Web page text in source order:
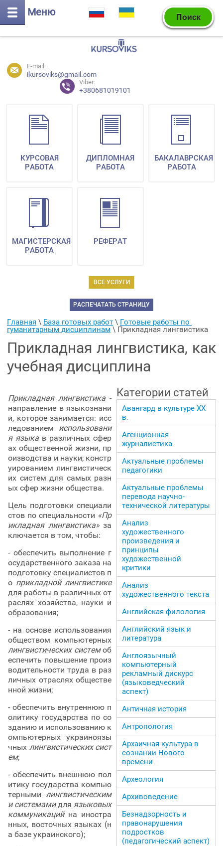
Меню
E-mail:
ikursoviks@gmail.com
Viber:
+380681019101
ВСЕ УСЛУГИ
КУРСОВАЯ
РАБОТА
ДИПЛОМНАЯ
РАБОТА
БАКАЛАВРСКАЯ
РАБОТА
МАГИСТЕРСКАЯ
РАБОТА
РЕФЕРАТ
РАСПЕЧАТАТЬ СТРАНИЦУ
Главная \ База готовых работ \ Готовые работы по
гуманитарным дисциплинам \ Прикладная лингвистика
Прикладная лингвистика, как
учебная дисциплина
Прикладная лингвистика -
направление в языкознани
и, которое занимается: исс
ледованием использовани
я языка в различных сфер
ах общественной жизни, пр
оизводства и науки; констр
уированием лингвистическ
их систем для самых разн
ых сфер жизни общества.
Цель подготовки специали
стов по специальности «Пр
икладная лингвистика» за
ключается в том, чтобы:
- обеспечить выполнение г
осударственного заказа на
подготовку специалистов п
о прикладной лингвистике
для работы в различных от
раслях хозяйства, науки и
образования;
- на основе использования
обществом компьютерных
лингвистических системоб
еспечить повышение произ
водительности труда в раз
личных отраслях обществе
нной жизни;
- обеспечить внутреннюю п
олитику государства по со
зданию и использованию к
омпьютерных украиноязы
чных лингвистических сист
ем;
- обеспечить внешнюю пол
итику государства компью
терными лингвистическим
и системамидля языковых
коммуникацийна иностра
нных, восточных языках (н
а базе украинского);
Категории статей
Авангард в культуре ХХ
в.
Агенционная
журналистика
Актуальные проблемы
педагогики
Актуальные проблемы
перевода научно-
технической литературы
Анализ
художественного
произведения и
принципы
художественной
критики
Анализ
художественного текста
Английская филология
Английский язык и
литература
Англоязычный
компьютерный
рекламный дискурс
(языковедческий
аспект)
Античная история
Антропология
Архаичная культура в
сознании Нового
времени
Археология
Архивоведение
Безнадзорность и
правонарушения
подростков
(педагогический аспект)